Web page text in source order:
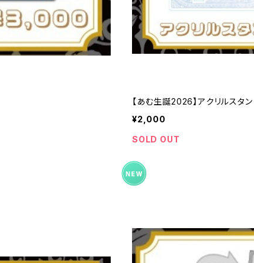
【あむ生誕2026】アクリルスタン
¥2,000
SOLD OUT